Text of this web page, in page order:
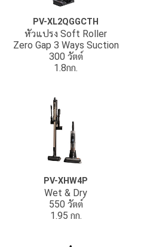
PV-XL2QGGCTH
หัวแปรง Soft Roller
Zero Gap 3 Ways Suction
300 วัตต์
1.8กก.
PV-XHW4P
Wet & Dry
550 วัตต์
1.95 กก.